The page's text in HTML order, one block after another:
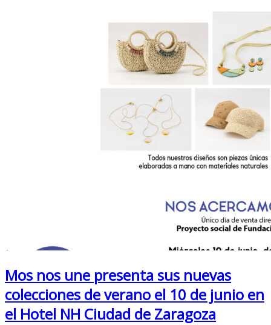
Mos nos une presenta sus nuevas
colecciones de verano el 10 de junio en
el Hotel NH Ciudad de Zaragoza